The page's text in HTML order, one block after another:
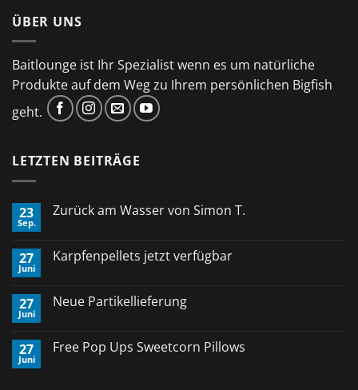
ÜBER UNS
Baitlounge ist Ihr Spezialist wenn es um natürliche
Produkte auf dem Weg zu Ihrem persönlichen Bigfish
geht.
LETZTEN BEITRÄGE
23
Sep.
Zurück am Wasser von Simon T.
Zurück
Simon
T.
27
Juni
Karpfenpellets jetzt verfügbar
Karpfenpellets
27
Juni
Neue Partikellieferung
Neue
27
Juni
Free Pop Ups Sweetcorn Pillows